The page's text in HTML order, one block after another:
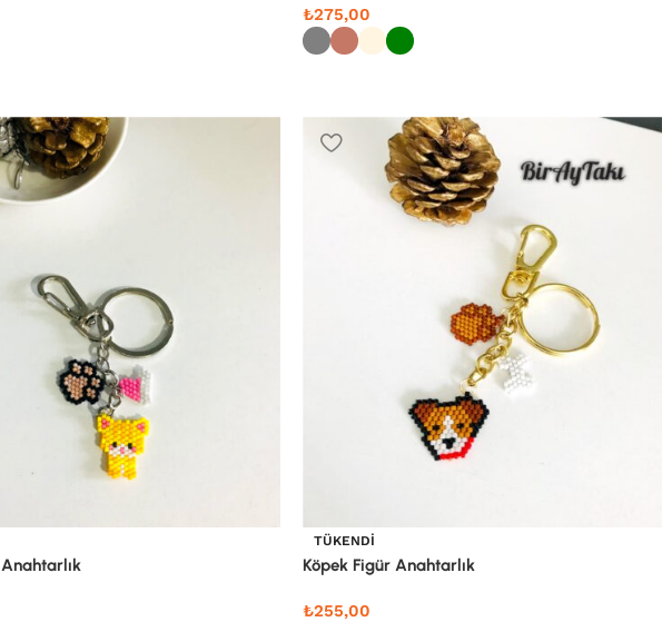
₺275,00
TÜKENDI
Köpek Figür Anahtarlık
₺255,00